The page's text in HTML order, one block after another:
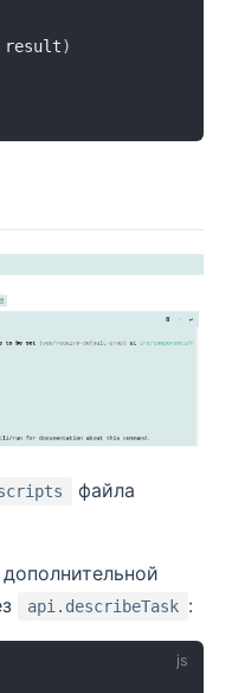
result)
файла
api.describeTask :